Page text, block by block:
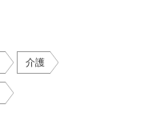
介護